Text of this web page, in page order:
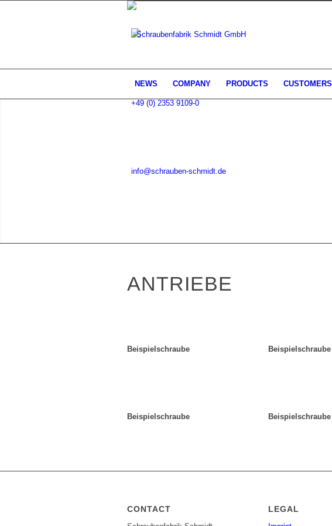
+49 (0) 2353 9109-0
info@schrauben-schmidt.de
NEWS COMPANY PRODUCTS CUSTOMERS
ANTRIEBE
Beispielschraube Beispielschraube
Beispielschraube Beispielschraube
CONTACT LEGAL